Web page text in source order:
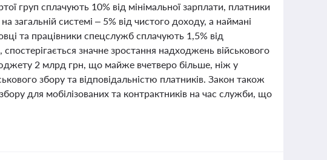
груп сплачують 10% від мінімальної зарплати, платники
загальній системі – 5% від чистого доходу, а наймані
та працівники спецслужб сплачують 1,5% від
значне зростання надходжень військового
2 млрд грн, що майже вчетверо більше, ніж у
збору та відповідальністю платників. Закон також
для мобілізованих та контрактників на час служби, що